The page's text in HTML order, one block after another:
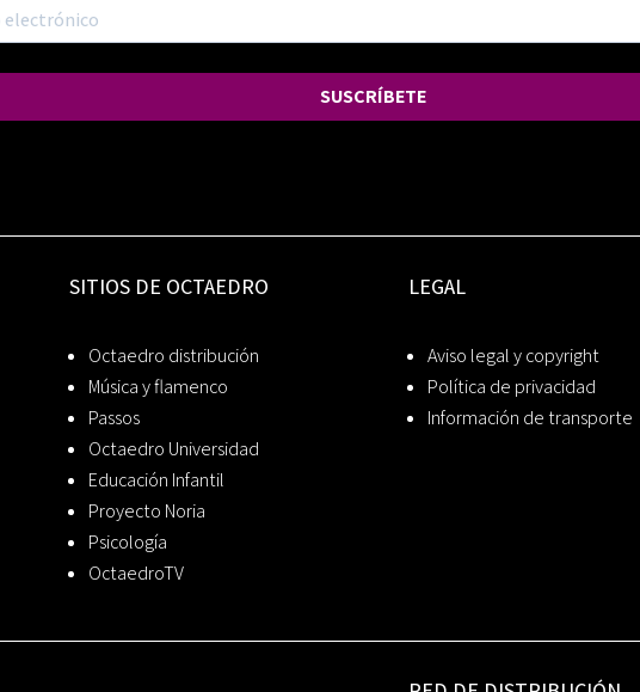
SUSCRÍBETE
SITIOS DE OCTAEDRO
Octaedro distribución
Música y flamenco
Passos
Octaedro Universidad
Educación Infantil
Proyecto Noria
Psicología
OctaedroTV
LEGAL
Aviso legal y copyright
Política de privacidad
Información de transporte